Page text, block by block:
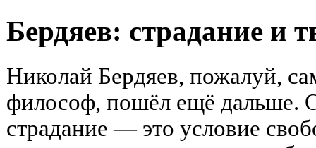
Бердяев: страдание и
Николай Бердяев, пожалуй,
философ, пошёл ещё дальше.
страдание — это условие